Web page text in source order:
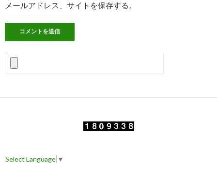
メールアドレス、サイトを保存する。
Select Language ▼